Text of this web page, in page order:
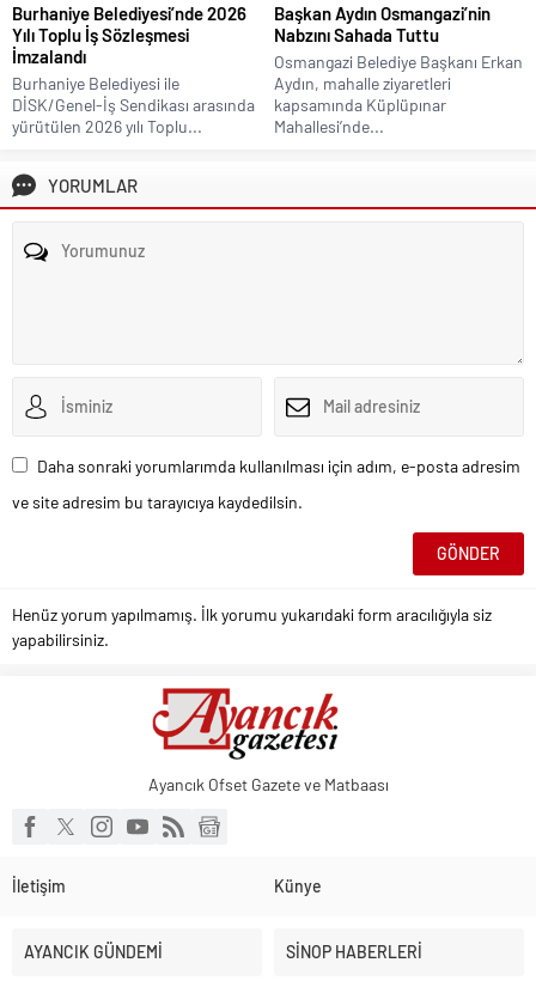
Burhaniye Belediyesi’nde 2026
Yılı Toplu İş Sözleşmesi
İmzalandı
Burhaniye Belediyesi ile
DİSK/Genel-İş Sendikası arasında
yürütülen 2026 yılı Toplu...
Başkan Aydın Osmangazi’nin
Nabzını Sahada Tuttu
Osmangazi Belediye Başkanı Erkan
Aydın, mahalle ziyaretleri
kapsamında Küplüpınar
Mahallesi’nde...
YORUMLAR
Daha sonraki yorumlarımda kullanılması için adım, e-posta adresim
ve site adresim bu tarayıcıya kaydedilsin.
Henüz yorum yapılmamış. İlk yorumu yukarıdaki form aracılığıyla siz
yapabilirsiniz.
Ayancık Ofset Gazete ve Matbaası
İletişim Künye
AYANCIK GÜNDEMİ SİNOP HABERLERİ